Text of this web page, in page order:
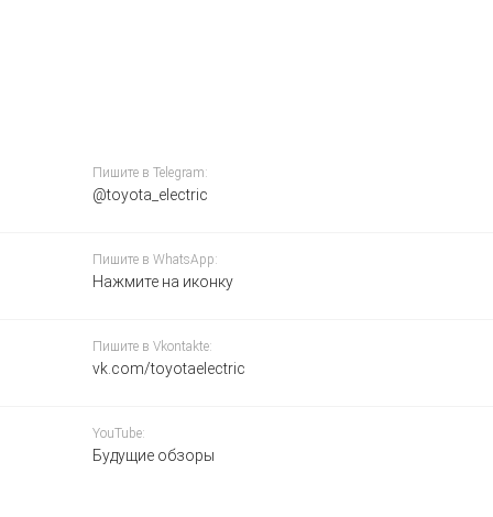
Пишите в Telegram:
@toyota_electric
Пишите в WhatsApp:
Нажмите на иконку
Пишите в Vkontakte:
vk.com/toyotaelectric
YouTube:
Будущие обзоры